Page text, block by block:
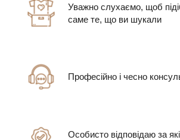
Уважно слухаємо, щоб
саме те, що ви шукали
Професійно і чесно
Особисто відповідаю за